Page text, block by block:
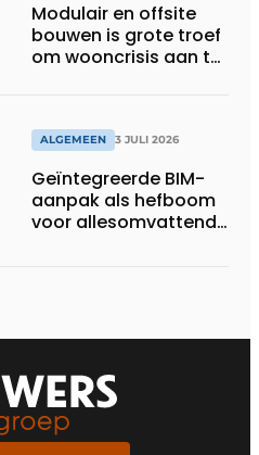
Modulair en offsite
bouwen is grote troef
om wooncrisis aan te
ALGEMEEN 3 JULI 2026
Geïntegreerde BIM-
aanpak als hefboom
voor allesomvattende